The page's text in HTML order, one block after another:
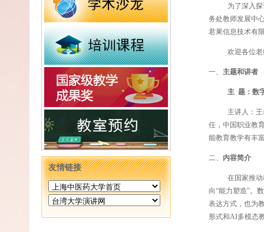
友情链接
为了深入
务处教师发展中
君果信息技术有
欢迎各位
一、 主题和讲者
主 题：数
主讲人：
任，中国职业教
能教育教学有丰
二、 内容简介
在国家推
向“能力塑造”。
表达方式，也为
形式和AI多模态